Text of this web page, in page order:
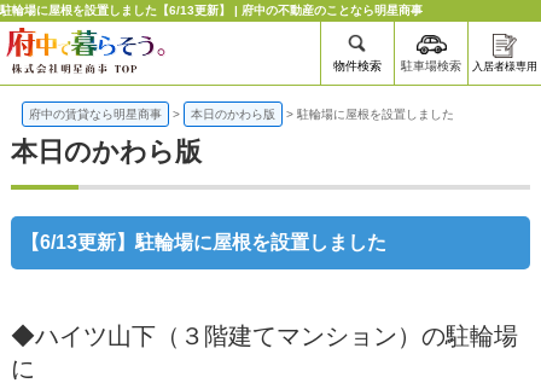
駐輪場に屋根を設置しました【6/13更新】 | 府中の不動産のことなら明星商事
物件検索 駐車場検索 入居者様専用
府中の賃貸なら明星商事 > 本日のかわら版 > 駐輪場に屋根を設置しました
本日のかわら版
【6/13更新】駐輪場に屋根を設置しました
◆ハイツ山下（３階建てマンション）の駐輪場
に